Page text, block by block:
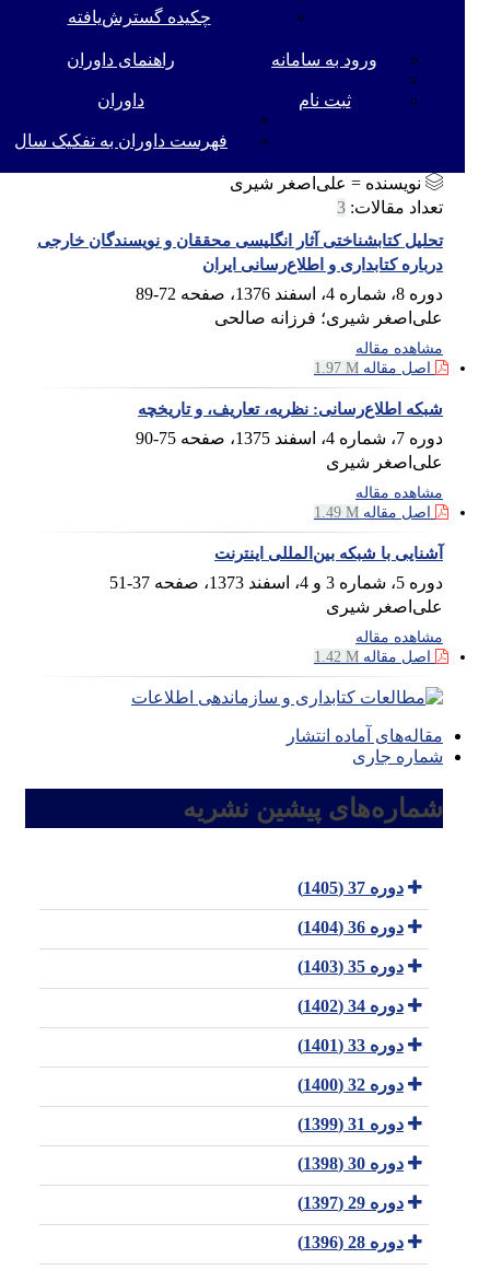
چکیده گسترش‌یافته
راهنمای داوران
داوران
فهرست داوران به تفکیک سال
ورود به سامانه
ثبت نام
نویسنده = علی‌اصغر شیری
تعداد مقالات: 3
تحلیل کتابشناختی آثار انگلیسی محققان و نویسندگان خارجی
درباره کتابداری و اطلاع‌رسانی ایران
دوره 8، شماره 4، اسفند 1376، صفحه
72-89
علی‌اصغر شیری؛ فرزانه صالحی
مشاهده مقاله
اصل مقاله 1.97 M
شبکه اطلاع‌رسانی: نظریه، تعاریف، و تاریخچه
دوره 7، شماره 4، اسفند 1375، صفحه
75-90
علی‌اصغر شیری
مشاهده مقاله
اصل مقاله 1.49 M
آشنایی با شبکه بین‌المللی اینترنت
دوره 5، شماره 3 و 4، اسفند 1373، صفحه
37-51
علی‌اصغر شیری
مشاهده مقاله
اصل مقاله 1.42 M
مقاله‌های آماده انتشار
شماره جاری
شماره‌های پیشین نشریه
دوره 37 (1405)
دوره 36 (1404)
دوره 35 (1403)
دوره 34 (1402)
دوره 33 (1401)
دوره 32 (1400)
دوره 31 (1399)
دوره 30 (1398)
دوره 29 (1397)
دوره 28 (1396)